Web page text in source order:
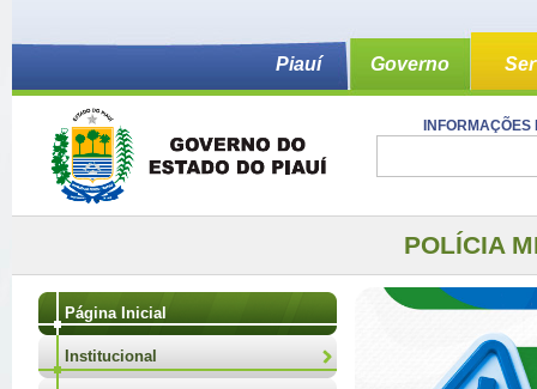
Piauí Governo
POLÍCIA
Página Inicial
Institucional